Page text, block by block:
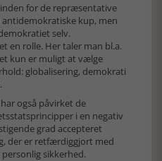
for de repræsentative
kup, men
selv.
en rolle. Her taler man bl.a.
kun er muligt at vælge
globalisering, demokrati
også påvirket de
i en negativ
grad accepteret
der er retfærdiggjort med
sikkerhed.